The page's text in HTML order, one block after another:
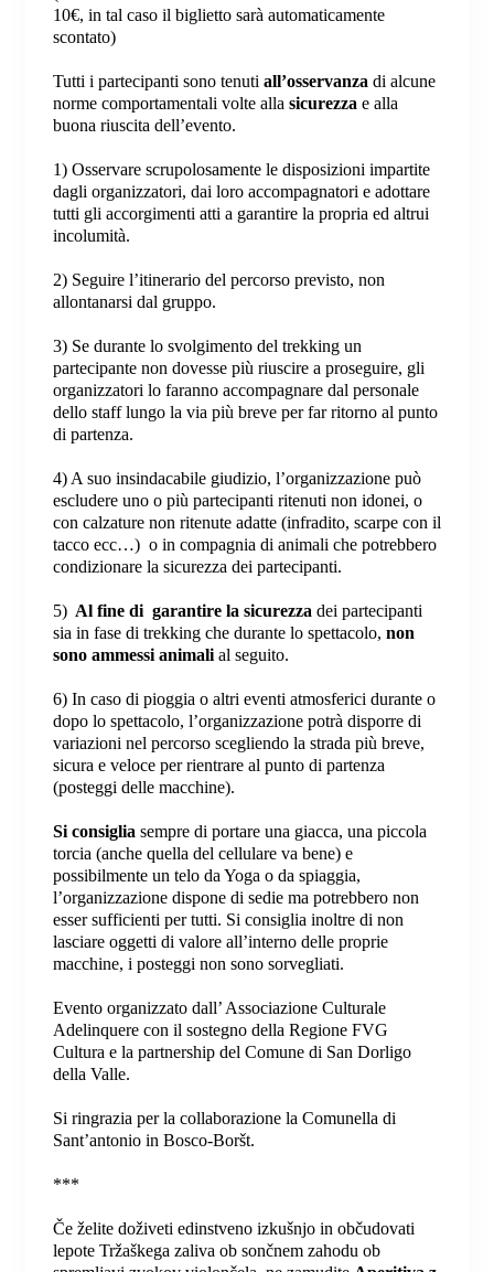
10€, in tal caso il biglietto sarà automaticamente
scontato)
Tutti i partecipanti sono tenuti all’osservanza di alcune
norme comportamentali volte alla sicurezza e alla
buona riuscita dell’evento.
1) Osservare scrupolosamente le disposizioni impartite
dagli organizzatori, dai loro accompagnatori e adottare
tutti gli accorgimenti atti a garantire la propria ed altrui
incolumità.
2) Seguire l’itinerario del percorso previsto, non
allontanarsi dal gruppo.
3) Se durante lo svolgimento del trekking un
partecipante non dovesse più riuscire a proseguire, gli
organizzatori lo faranno accompagnare dal personale
dello staff lungo la via più breve per far ritorno al punto
di partenza.
4) A suo insindacabile giudizio, l’organizzazione può
escludere uno o più partecipanti ritenuti non idonei, o
con calzature non ritenute adatte (infradito, scarpe con il
tacco ecc…) o in compagnia di animali che potrebbero
condizionare la sicurezza dei partecipanti.
5) Al fine di garantire la sicurezza dei partecipanti
sia in fase di trekking che durante lo spettacolo, non
sono ammessi animali al seguito.
6) In caso di pioggia o altri eventi atmosferici durante o
dopo lo spettacolo, l’organizzazione potrà disporre di
variazioni nel percorso scegliendo la strada più breve,
sicura e veloce per rientrare al punto di partenza
(posteggi delle macchine).
Si consiglia sempre di portare una giacca, una piccola
torcia (anche quella del cellulare va bene) e
possibilmente un telo da Yoga o da spiaggia,
l’organizzazione dispone di sedie ma potrebbero non
esser sufficienti per tutti. Si consiglia inoltre di non
lasciare oggetti di valore all’interno delle proprie
macchine, i posteggi non sono sorvegliati.
Evento organizzato dall’ Associazione Culturale
Adelinquere con il sostegno della Regione FVG
Cultura e la partnership del Comune di San Dorligo
della Valle.
Si ringrazia per la collaborazione la Comunella di
Sant’antonio in Bosco-Boršt.
***
Če želite doživeti edinstveno izkušnjo in občudovati
lepote Tržaškega zaliva ob sončnem zahodu ob